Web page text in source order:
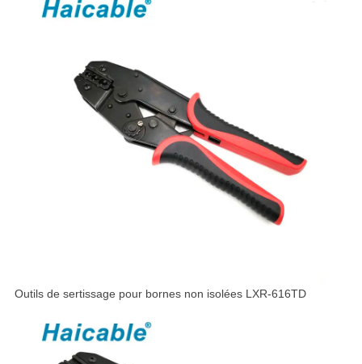
Outils de sertissage pour bornes non isolées LXR-616TD